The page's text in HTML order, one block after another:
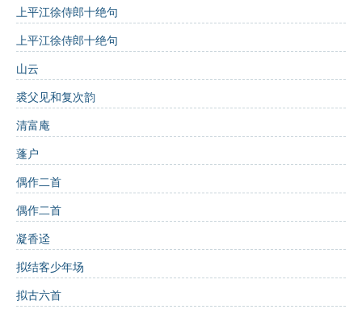
上平江徐侍郎十绝句
上平江徐侍郎十绝句
山云
裘父见和复次韵
清富庵
蓬户
偶作二首
偶作二首
凝香迳
拟结客少年场
拟古六首
憬。
意象分析：
意象词汇：
江南
地。
伯仲：象征着优秀的人才，体现了竞争与合作的关
系。
高秋：象征着清新与希望，反映出生命的轮回与再
生。
互动学习：